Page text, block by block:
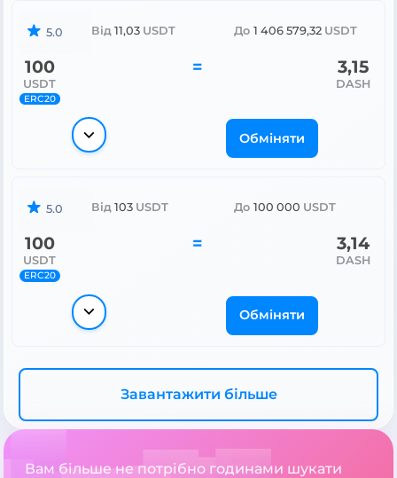
5.0 Від 11,03 USDT До 1 406 579,32 USDT
100
USDT
ERC20
= 3,15
DASH
Обміняти
5.0 Від 103 USDT До 100 000 USDT
100
USDT
ERC20
= 3,14
DASH
Обміняти
Завантажити більше
Вам більше не потрібно годинами шукати